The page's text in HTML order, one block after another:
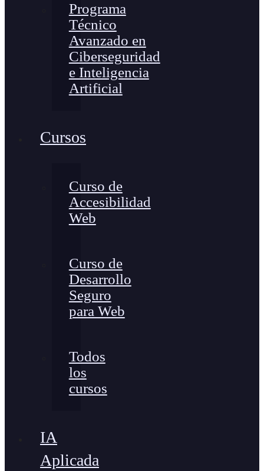
Programa
Técnico
Avanzado en
Ciberseguridad
e Inteligencia
Artificial
Cursos
Curso de
Accesibilidad
Web
Curso de
Desarrollo
Seguro
para Web
Todos
los
cursos
IA
Aplicada